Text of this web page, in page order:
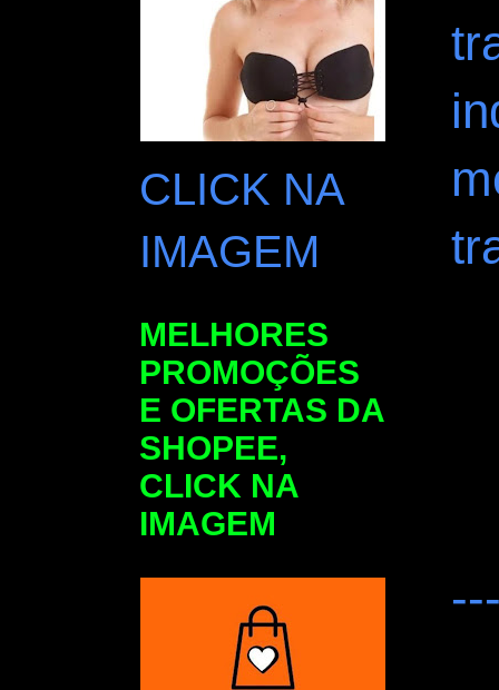
CLICK NA
IMAGEM
MELHORES
PROMOÇÕES
E OFERTAS DA
SHOPEE,
CLICK NA
IMAGEM